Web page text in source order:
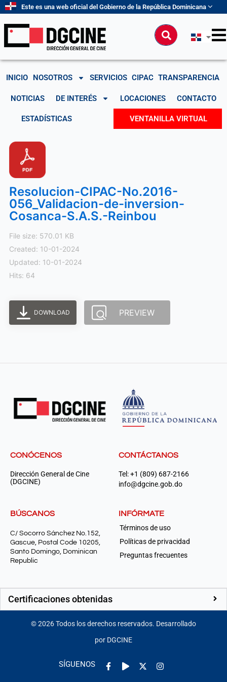
contenido
Este es una web oficial del Gobierno de la República Dominicana
Buscar
INICIO NOSOTROS SERVICIOS CIPAC TRANSPARENCIA
NOTICIAS DE INTERÉS LOCACIONES CONTACTO
ESTADÍSTICAS VENTANILLA VIRTUAL
Resolucion-CIPAC-No.2016-
056_Validacion-de-inversion-
Cosanca-S.A.S.-Reinbou
File size: 570.01 KB
Created: 10-01-2024
Updated: 10-01-2024
Hits: 64
DOWNLOAD PREVIEW
CONÓCENOS
Dirección General de Cine
(DGCINE)
CONTÁCTANOS
Tel: +1 (809) 687-2166
info@dgcine.gob.do
BÚSCANOS
C/ Socorro Sánchez No.152,
Gascue, Postal Code 10205,
Santo Domingo, Dominican
Republic
INFÓRMATE
Términos de uso
Políticas de privacidad
Preguntas frecuentes
Certificaciones obtenidas
©2026Todos los derechos reservados. Desarrollado
por DGCINE
SÍGUENOS
Facebook-
f
Play Instagram